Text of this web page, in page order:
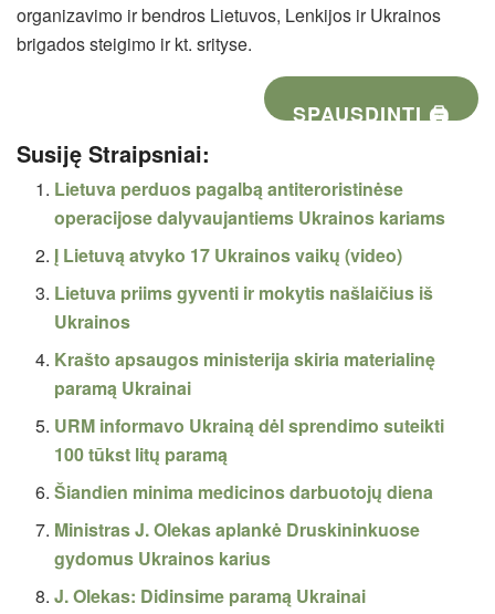
organizavimo ir bendros Lietuvos, Lenkijos ir Ukrainos
brigados steigimo ir kt. srityse.
SPAUSDINTI 🖨
Susiję Straipsniai:
Lietuva perduos pagalbą antiteroristinėse
operacijose dalyvaujantiems Ukrainos kariams
Į Lietuvą atvyko 17 Ukrainos vaikų (video)
Lietuva priims gyventi ir mokytis našlaičius iš
Ukrainos
Krašto apsaugos ministerija skiria materialinę
paramą Ukrainai
URM informavo Ukrainą dėl sprendimo suteikti
100 tūkst litų paramą
Šiandien minima medicinos darbuotojų diena
Ministras J. Olekas aplankė Druskininkuose
gydomus Ukrainos karius
J. Olekas: Didinsime paramą Ukrainai